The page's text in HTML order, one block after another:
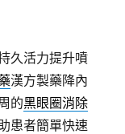
久活力提升噴
漢方製藥降內
的黑眼圈消除
患者簡單快速